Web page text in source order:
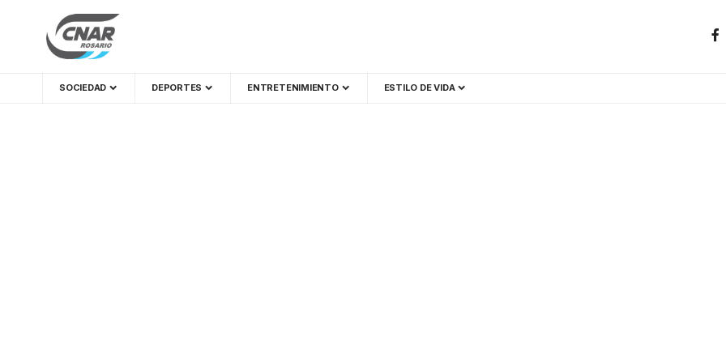
SOCIEDAD DEPORTES ENTRETENIMIENTO ESTILO DE VIDA